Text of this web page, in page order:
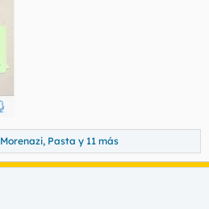
Morenazi, Pasta y 11 más